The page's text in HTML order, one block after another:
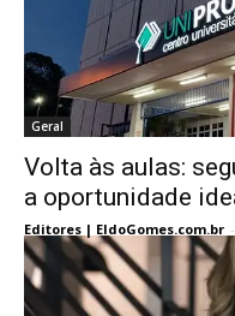
Geral
Volta às aulas:
a oportunidade
Editores | EldoGomes.com.br -